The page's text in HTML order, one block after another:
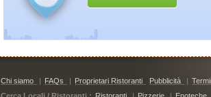
Chi siamo | FAQs | Proprietari Ristoranti Pubblicità |